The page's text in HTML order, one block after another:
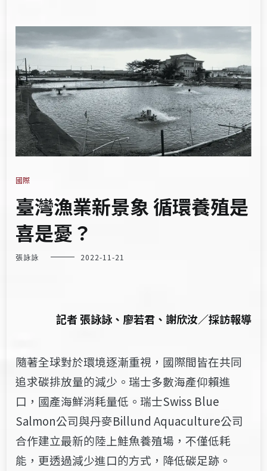
國際
臺灣漁業新景象 循環養殖是
喜是憂？
張詠詠 2022-11-21
記者 張詠詠、廖若君、謝欣汝／採訪報導
隨著全球對於環境逐漸重視，國際間皆在共同
追求碳排放量的減少。瑞士多數海產仰賴進
口，國產海鮮消耗量低。瑞士Swiss Blue
Salmon公司與丹麥Billund Aquaculture公司
合作建立最新的陸上鮭魚養殖場，不僅低耗
能，更透過減少進口的方式，降低碳足跡。